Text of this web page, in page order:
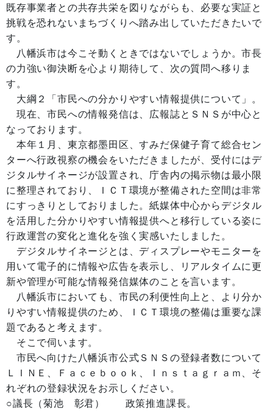
既存事業者との共存共栄を図りながらも、必要な実証と
挑戦を恐れないまちづくりへ踏み出していただきたいで
す。
八幡浜市は今こそ動くときではないでしょうか。市長
の力強い御決断を心より期待して、次の質問へ移りま
す。
大綱２「市民への分かりやすい情報提供について」。
現在、市民への情報発信は、広報誌とＳＮＳが中心と
なっております。
本年１月、東京都墨田区、すみだ保健子育て総合セン
ターへ行政視察の機会をいただきましたが、受付にはデ
ジタルサイネージが設置され、庁舎内の掲示物は最小限
に整理されており、ＩＣＴ環境が整備された空間は非常
にすっきりとしておりました。紙媒体中心からデジタル
を活用した分かりやすい情報提供へと移行している姿に
行政運営の変化と進化を強く実感いたしました。
デジタルサイネージとは、ディスプレーやモニターを
用いて電子的に情報や広告を表示し、リアルタイムに更
新や管理が可能な情報発信媒体のことを言います。
八幡浜市においても、市民の利便性向上と、より分か
りやすい情報提供のため、ＩＣＴ環境の整備は重要な課
題であると考えます。
そこで伺います。
市民へ向けた八幡浜市公式ＳＮＳの登録者数について
ＬＩＮＥ、Ｆａｃｅｂｏｏｋ、Ｉｎｓｔａｇｒａｍ、そ
れぞれの登録状況をお示しください。
○議長（菊池 彰君） 政策推進課長。